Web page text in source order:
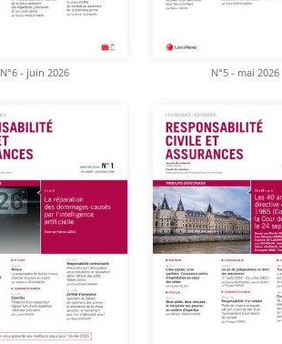
N°6 - juin 2026 N°5 - mai 2026